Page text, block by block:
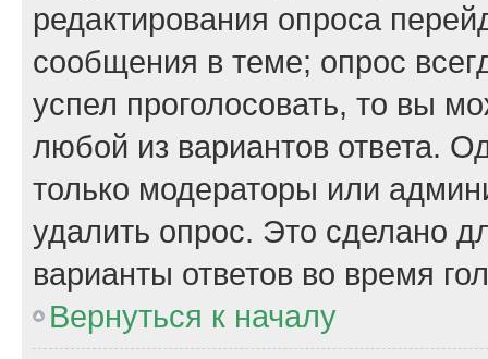
редактирования опроса
сообщения в теме; опрос
успел проголосовать, то вы
любой из вариантов ответа.
только модераторы или
удалить опрос. Это сделано
варианты ответов во время
Вернуться к началу